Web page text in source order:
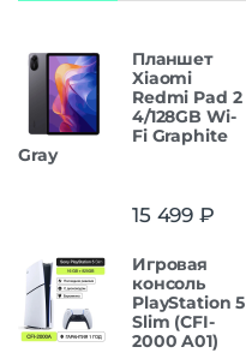
Планшет
Xiaomi
Redmi Pad 2
4/128GB Wi-
Fi Graphite
Gray
15 499 ₽
Игровая
консоль
PlayStation 5
Slim (CFI-
2000 A01)